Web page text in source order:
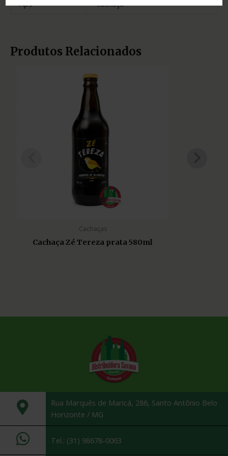
Tipo
cachaça
Produtos Relacionados
Cachaças
Cachaça Zé Tereza prata 580ml
Rua Marquês de Maricá, 286, Santo Antônio Belo
Horizonte / MG
Tel.: (31) 98678-0063